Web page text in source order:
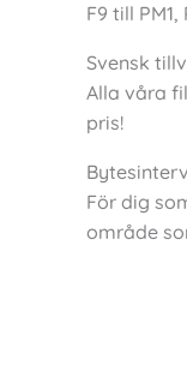
F9 till
Svensk
Alla våra
pris!
För dig
område